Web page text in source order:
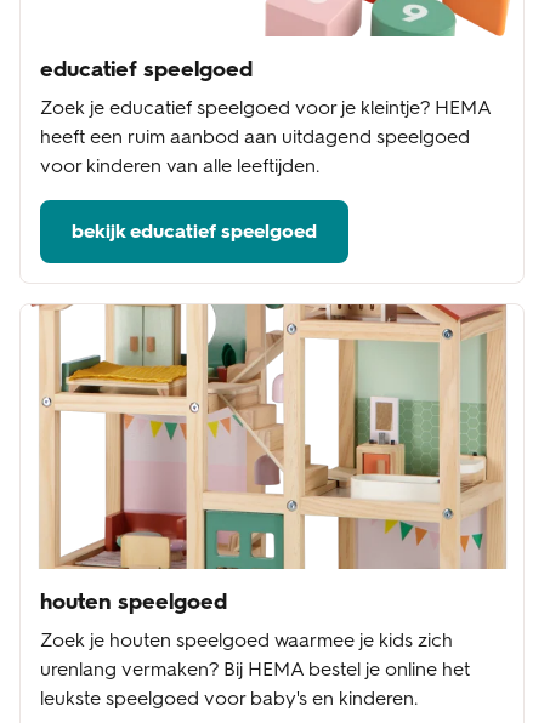
educatief speelgoed
Zoek je educatief speelgoed voor je kleintje? HEMA
heeft een ruim aanbod aan uitdagend speelgoed
voor kinderen van alle leeftijden.
bekijk educatief speelgoed
houten speelgoed
Zoek je houten speelgoed waarmee je kids zich
urenlang vermaken? Bij HEMA bestel je online het
leukste speelgoed voor baby's en kinderen.